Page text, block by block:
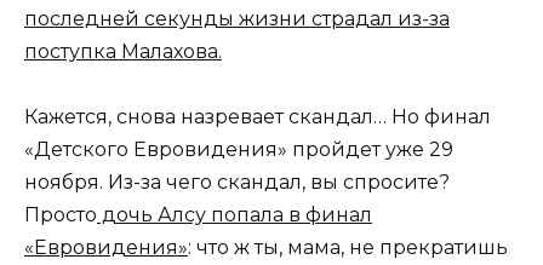
последней секунды жизни страдал из-за
поступка Малахова.
Кажется, снова назревает скандал… Но финал
«Детского Евровидения» пройдет уже 29
ноября. Из-за чего скандал, вы спросите?
Просто дочь Алсу попала в финал
«Евровидения»: что ж ты, мама, не прекратишь